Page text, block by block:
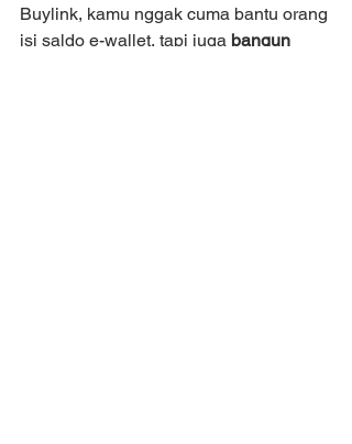
Buylink, kamu nggak cuma bantu orang
isi saldo e-wallet, tapi juga bangun